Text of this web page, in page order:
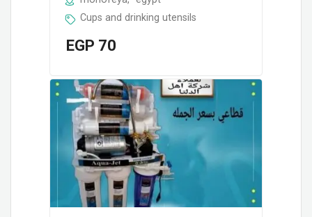
Cups and drinking utensils
EGP 70